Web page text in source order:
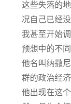
这些失落的
况自己已经没
我甚至开始
预想中的不同
他名叫纳撒
群的政治经济
他出现在这